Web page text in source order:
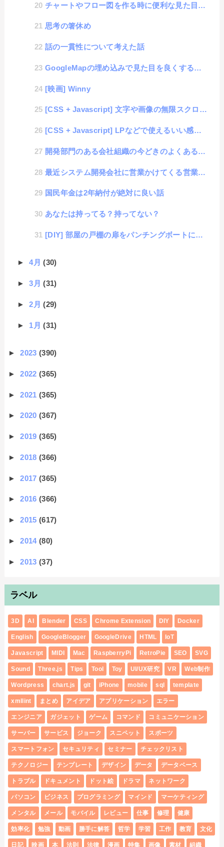
チャートやフロー図を作る時に便利な見た目のツールを簡単構築
思考の箸休め
話の一貫性について考えた話
GoogleMapの埋め込みで見た目を良くする方法
[映画] Winny
[CSS + Javascript] 文字や画像の無限スクロール機能
[CSS + Javascript] LPなどで使えるいい感じの複数画像の切り替え処理
開発部門のある会社組織の今どきのよくある実態
最近システム開発会社に営業かけてくる営業代行会社が増えてきた話
国民年金は2年納付が絶対に良い話
あなたは持ってる？持ってない？
[DIY] 部屋の戸棚の扉をパンチングボートに変えて機能改善する話
►4月(30)
►3月(31)
►2月(29)
► 1月(31)
►2023(390)
►2022(365)
►2021(365)
►2020(367)
►2019(365)
►2018(366)
►2017(365)
►2016(366)
►2015(617)
►2014(80)
►2013(37)
ラベル
3D AI Blender CSS Chrome Extension DIY Docker
English GoogleBlogger GoogleDrive HTML IoT
Javascript MIDI Mac RaspberryPi RetroPie SEO SVG
Sound Three.js Tips Tool Toy UI/UX研究 VR Web制作
Wordpress chart.js git iPhone mobile sql template
xmllint まとめ アイデア アプリケーション エラー
エンジニア ガジェット ゲーム コマンド コミュニケーション
サーバー サービス ジョーク スニペット スポーツ
スマートフォン セキュリティ セミナー チェックリスト
テクノロジー テンプレート デザイン データ データベース
トラブル ドキュメント ドット絵 ドラマ ネットワーク
パソコン ビジネス プログラミング マインド マーケティング
メンタル メール モバイル レビュー 仕事 修理 健康
効率化 勉強 動画 勝手に解答 哲学 学習 工作 教育 文化
日記 映画 本 法則 法律 漫画 特集 画像 素材 組織